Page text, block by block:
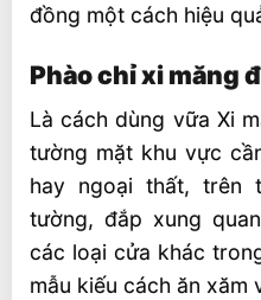
đồng một cách hiệu
Phào chỉ xi măng
Là cách dùng vữa Xi
tường mặt khu vực
hay ngoại thất, trên
tường, đắp xung
các loại cửa khác
mẫu kiếu cách ăn xăm